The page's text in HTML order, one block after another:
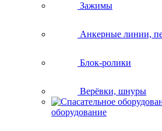
Зажимы
Анкерные линии,
Блок-ролики
Верёвки, шнуры
оборудование